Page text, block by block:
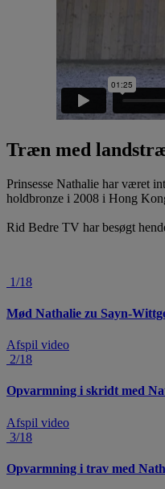
Træn med
Prinsesse Nathalie har været
holdbronze i 2008 i Hong
Rid Bedre TV har besøgt
1/18
Mød Nathalie zu Sayn-
Afspil video
2/18
Opvarmning i skridt med
Afspil video
3/18
Opvarmning i trav med